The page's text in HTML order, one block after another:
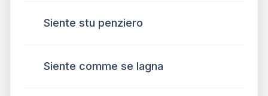
Siente stu penziero
Siente comme se lagna